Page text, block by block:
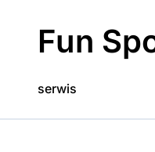
contentFun
serwis